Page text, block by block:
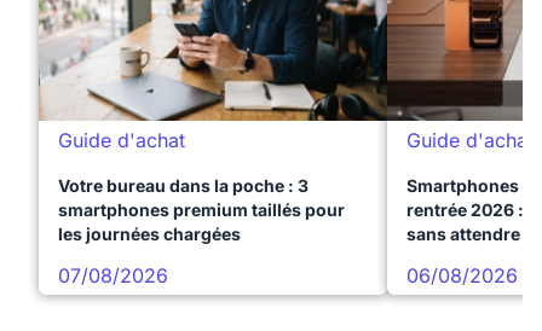
Guide d'achat
Votre bureau dans la poche : 3
smartphones premium taillés pour
les journées chargées
07/08/2026
Guide d'achat
Smartphones
rentrée 2026 :
sans attendre
06/08/2026